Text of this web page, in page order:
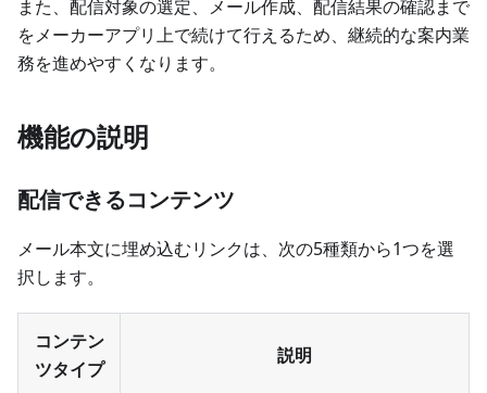
また、配信対象の選定、メール作成、配信結果の確認まで
をメーカーアプリ上で続けて行えるため、継続的な案内業
務を進めやすくなります。
機能の説明
配信できるコンテンツ
メール本文に埋め込むリンクは、次の5種類から1つを選
択します。
コンテン
ツタイプ
説明